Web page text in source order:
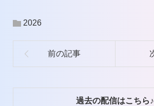
プ
2026
過去の配信はこちら♪